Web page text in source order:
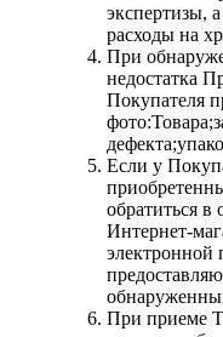
экспертизы,
расходы на
При
недостатка
Покупателя
Если у
обратиться в
Интернет-
электронной
При приеме